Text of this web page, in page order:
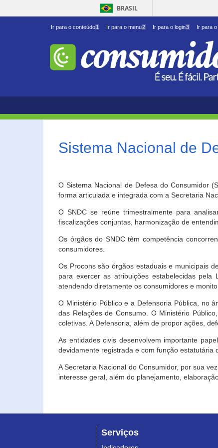
BRASIL
Ir para o conteúdo1 Ir para o menu2 Ir para o login3 Ir para
Sistema Nacional de
O Sistema Nacional de Defesa do Consumidor
forma articulada e integrada com a Secretaria
O SNDC se reúne trimestralmente para
fiscalizações conjuntas, harmonização de
Os órgãos do SNDC têm competência
consumidores.
Os Procons são órgãos estaduais e municipais
para exercer as atribuições estabelecidas
atendendo diretamente os consumidores e
O Ministério Público e a Defensoria Pública, no
das Relações de Consumo. O Ministério
coletivas. A Defensoria, além de propor ações,
As entidades civis desenvolvem importante
devidamente registrada e com função estatutária
A Secretaria Nacional do Consumidor, por sua
interesse geral, além do planejamento,
Serviços